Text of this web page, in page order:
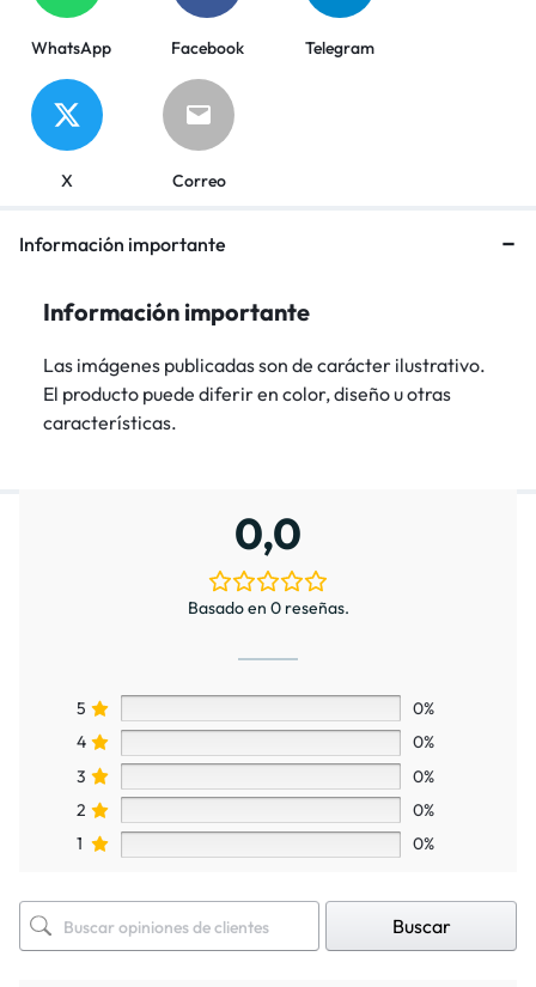
WhatsApp Facebook Telegram
X Correo
Información importante
Información importante
Las imágenes publicadas son de carácter ilustrativo.
El producto puede diferir en color, diseño u otras
características.
0,0
Basado en 0 reseñas.
5
0%
4
0%
3
0%
2
0%
1
0%
Buscar